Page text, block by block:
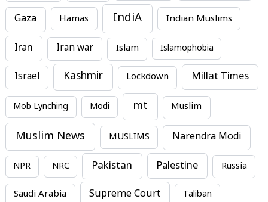
Gaza Hamas IndiA Indian Muslims
Iran Iran war Islam Islamophobia
Israel Kashmir Lockdown Millat Times
Mob Lynching Modi mt Muslim
Muslim News MUSLIMS Narendra Modi
NPR NRC Pakistan Palestine Russia
Saudi Arabia Supreme Court Taliban